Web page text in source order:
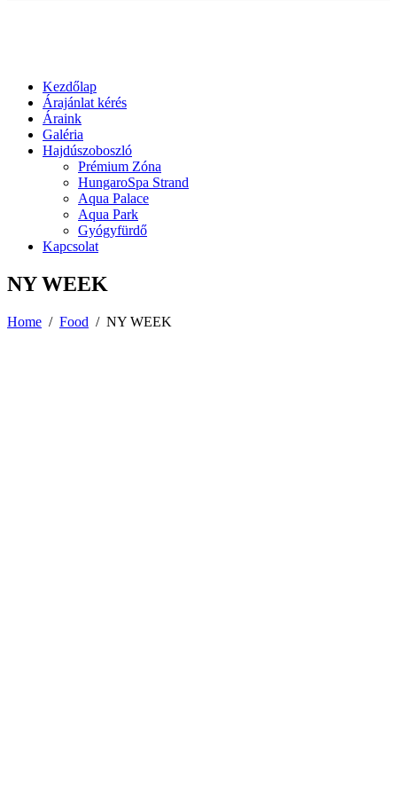
Kezdőlap
Árajánlat kérés
Áraink
Galéria
Hajdúszoboszló
Prémium Zóna
HungaroSpa Strand
Aqua Palace
Aqua Park
Gyógyfürdő
Kapcsolat
NY WEEK
Home / Food / NY WEEK